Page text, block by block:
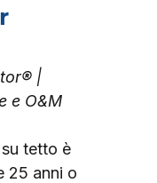
|
e O&M
tetto è
25 anni o